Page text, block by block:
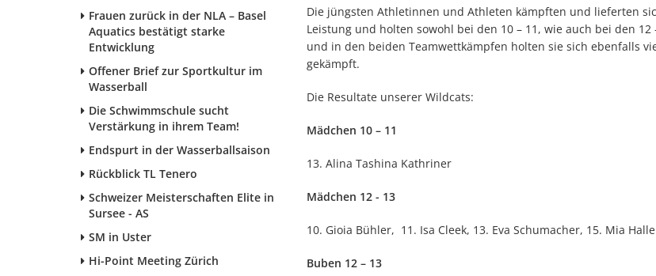
Frauen zurück in der NLA – Basel
Aquatics bestätigt starke
Entwicklung
Offener Brief zur Sportkultur im
Wasserball
Die Schwimmschule sucht
Verstärkung in ihrem Team!
Endspurt in der Wasserballsaison
Rückblick TL Tenero
Schweizer Meisterschaften Elite in
Sursee - AS
SM in Uster
Hi-Point Meeting Zürich
Die jüngsten Athletinnen und Athleten kämpften und lieferten
Leistung und holten sowohl bei den 10 – 11, wie auch bei den
und in den beiden Teamwettkämpfen holten sie sich ebenfalls
gekämpft.
Die Resultate unserer Wildcats:
Mädchen 10 – 11
13. Alina Tashina Kathriner
Mädchen 12 - 13
10. Gioia Bühler, 11. Isa Cleek, 13. Eva Schumacher, 15. Mia
Buben 12 – 13